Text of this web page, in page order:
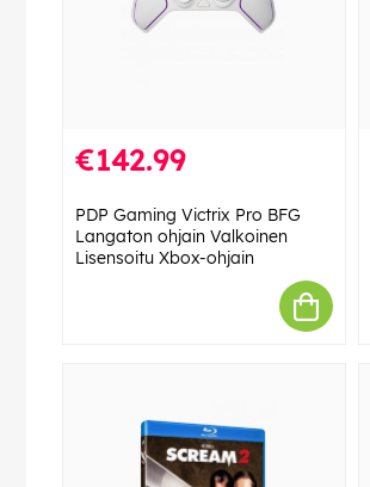
€142.99
PDP Gaming Victrix Pro BFG
Langaton ohjain Valkoinen
Lisensoitu Xbox-ohjain